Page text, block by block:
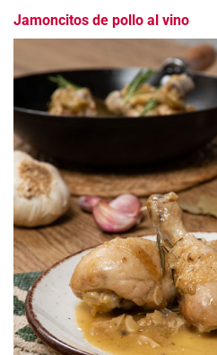
Jamoncitos de pollo al vino